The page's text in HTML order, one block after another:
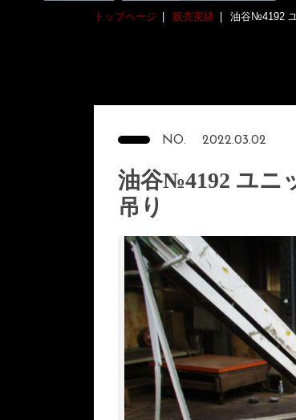
トップページ 販売実績 油谷№4192
NO. 2022.03.02
油谷№4192 ユニ
吊り